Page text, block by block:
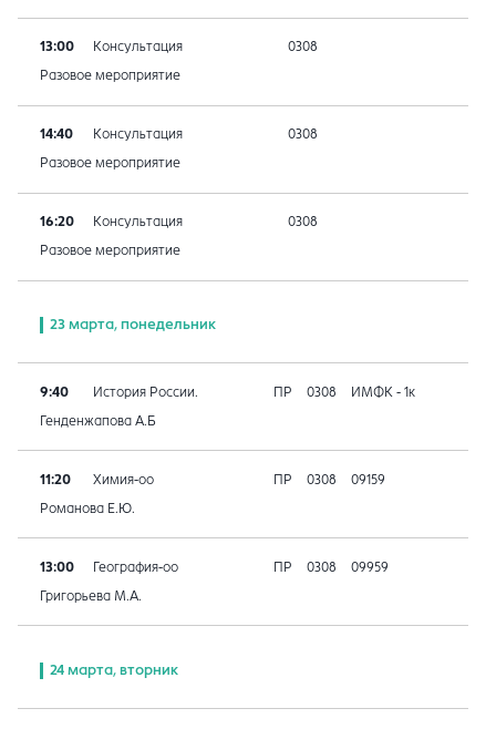
13:00 Консультация 0308
Разовое мероприятие
14:40 Консультация 0308
Разовое мероприятие
16:20 Консультация 0308
Разовое мероприятие
23 марта, понедельник
9:40 История России. ПР 0308 ИМФК - 1к
Генденжапова А.Б
11:20 Химия-оо ПР 0308 09159
Романова Е.Ю.
13:00 География-оо ПР 0308 09959
Григорьева М.А.
24 марта, вторник